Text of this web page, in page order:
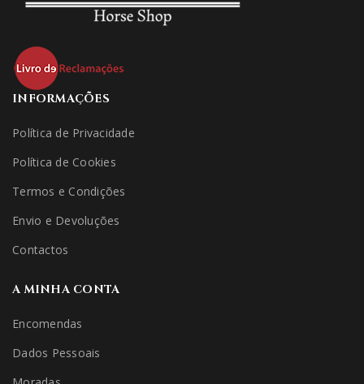
INFORMAÇÕES
Política de Privacidade
Política de Cookies
Termos e Condições
Envio e Devoluções
Contactos
A MINHA CONTA
Encomendas
Dados Pessoais